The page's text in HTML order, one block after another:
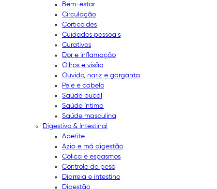
Bem-estar
Circulação
Corticoides
Cuidados pessoais
Curativos
Dor e inflamação
Olhos e visão
Ouvido, nariz e garganta
Pele e cabelo
Saúde bucal
Saúde íntima
Saúde masculina
Digestivo & Intestinal
Apetite
Azia e má digestão
Cólica e espasmos
Controle de peso
Diarreia e intestino
Digestão